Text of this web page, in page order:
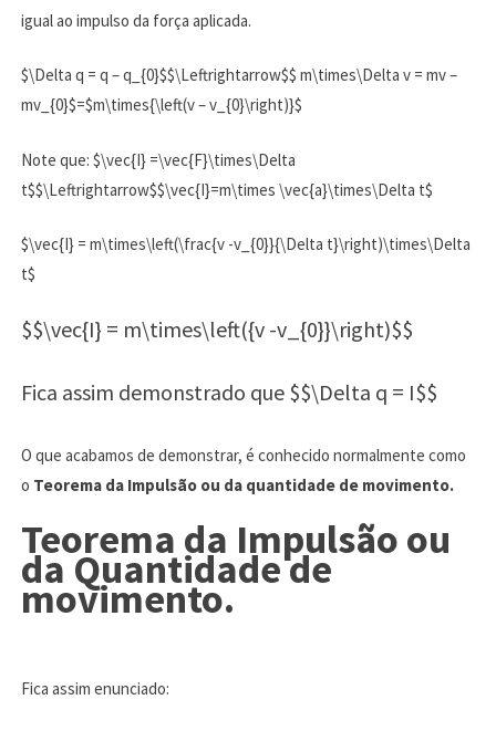
igual ao impulso da força aplicada.
$\Delta q = q – q_{0}$$\Leftrightarrow$$ m\times\Delta v = mv –
mv_{0}$=$m\times{\left(v – v_{0}\right)}$
Note que: $\vec{I} =\vec{F}\times\Delta
t$$\Leftrightarrow$$\vec{I}=m\times \vec{a}\times\Delta t$
$\vec{I} = m\times\left(\frac{v -v_{0}}{\Delta t}\right)\times\Delta
t$
$$\vec{I} = m\times\left({v -v_{0}}\right)$$
Fica assim demonstrado que $$\Delta q = I$$
O que acabamos de demonstrar, é conhecido normalmente como
o Teorema da Impulsão ou da quantidade de movimento.
Teorema da Impulsão ou
da Quantidade de
movimento.
Fica assim enunciado: